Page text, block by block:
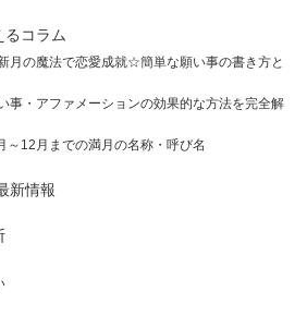
るコラム
月の魔法で恋愛成就☆簡単な願い事の書き方と
事・アファメーションの効果的な方法を完全解
12月までの満月の名称・呼び名
新情報